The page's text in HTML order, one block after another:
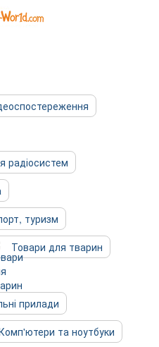
радіосистем
туризм
Товари для тварин
прилади
та ноутбуки